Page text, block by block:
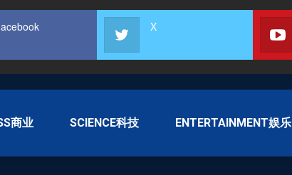
X
商业 SCIENCE科技 ENTERTAINMENT娱乐